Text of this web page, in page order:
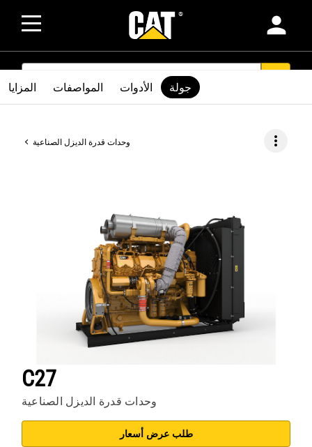
person
SEARCH
وحدات قدرة الديزل الصناعية more_vert
C27
وحدات قدرة الديزل الصناعية
طلب عرض أسعار
المزايا المواصفات الأدوات جولة